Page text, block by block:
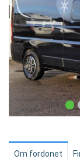
Om fordonet